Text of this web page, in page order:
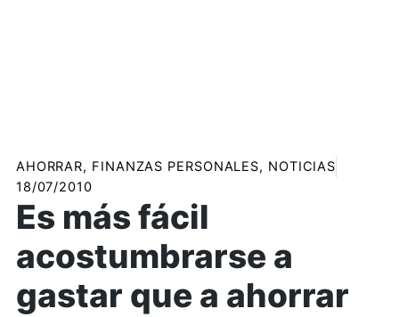
AHORRAR, FINANZAS PERSONALES, NOTICIAS
18/07/2010
Es más fácil
acostumbrarse a
gastar que a ahorrar